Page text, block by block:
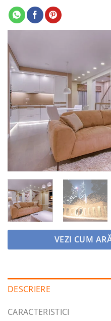
VEZI CUM
DESCRIERE
CARACTERISTICI